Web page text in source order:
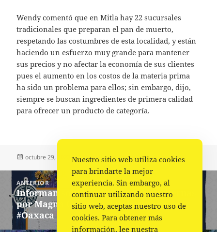
Wendy comentó que en Mitla hay 22 sucursales
tradicionales que preparan el pan de muerto,
respetando las costumbres de esta localidad, y están
haciendo un esfuerzo muy grande para mantener
sus precios y no afectar la economía de sus clientes
pues el aumento en los costos de la materia prima
ha sido un problema para ellos; sin embargo, dijo,
siempre se buscan ingredientes de primera calidad
para ofrecer un producto de categoría.
Publicado
octubre 29, 2023 Autor
Fuente Categorías
Estado,Portada
Navegación
entradas
ANTERIOR
Entrada
anterior:
Informan sobre recorrido y vías alternas
por Magna Comparsa en la ciudad de
#Oaxaca
Nuestro sitio web utiliza cookies
para brindarte la mejor
experiencia. Sin embargo, al
continuar utilizando nuestro
sitio web, aceptas nuestro uso de
cookies. Para obtener más
información, lee nuestra